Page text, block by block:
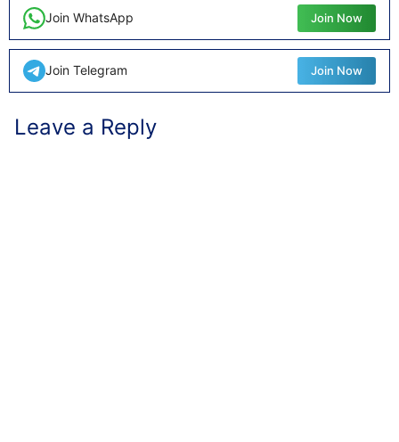
Join WhatsApp Join Now
Join Telegram Join Now
Leave a Reply